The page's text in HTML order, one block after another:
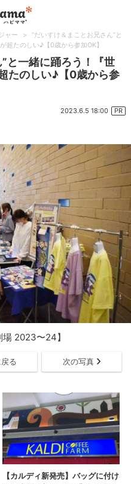
ャー >
“だいすけ＆まことお兄さん”と
超たのしい♪【0歳から参加OK】
と一緒に踊ろう！『世
たのしい♪【0歳から参
2023.6.5 18:00 PR
2023〜24】
る 次の写真